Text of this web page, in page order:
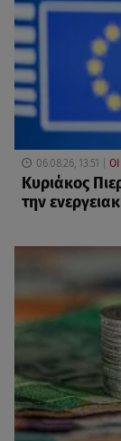
06.08.26, 13:51
Κυριάκος
την